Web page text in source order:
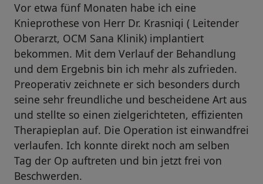
Vor etwa fünf Monaten habe ich eine
Knieprothese von Herr Dr. Krasniqi ( Leitender
Oberarzt, OCM Sana Klinik) implantiert
bekommen. Mit dem Verlauf der Behandlung
und dem Ergebnis bin ich mehr als zufrieden.
Preoperativ zeichnete er sich besonders durch
seine sehr freundliche und bescheidene Art aus
und stellte so einen zielgerichteten, effizienten
Therapieplan auf. Die Operation ist einwandfrei
verlaufen. Ich konnte direkt noch am selben
Tag der Op auftreten und bin jetzt frei von
Beschwerden.